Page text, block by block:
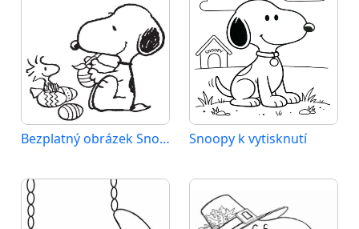
Bezplatný obrázek Snoopyho Snoopy k vytisknutí